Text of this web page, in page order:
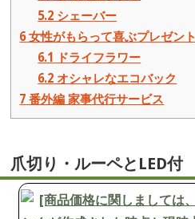
5.2 シェーバー
6女性がもらって喜ぶプレゼント
6.1
ドライフラワー
6.2 オシャレなエコバック
7 番外編 家事代行サービス
爪切り・ルーペとLED付